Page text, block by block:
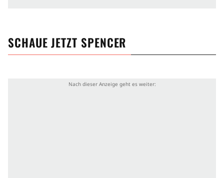
SCHAUE JETZT SPENCER